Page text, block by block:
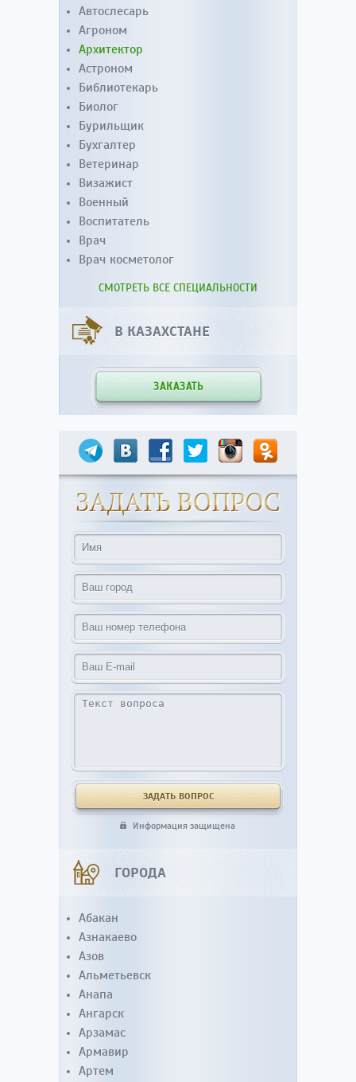
Автослесарь
Агроном
Архитектор
Астроном
Библиотекарь
Биолог
Бурильщик
Бухгалтер
Ветеринар
Визажист
Военный
Воспитатель
Врач
Врач косметолог
СМОТРЕТЬ ВСЕ СПЕЦИАЛЬНОСТИ
В КАЗАХСТАНЕ
ЗАКАЗАТЬ
Информация защищена
ГОРОДА
Абакан
Азнакаево
Азов
Альметьевск
Анапа
Ангарск
Арзамас
Армавир
Артем